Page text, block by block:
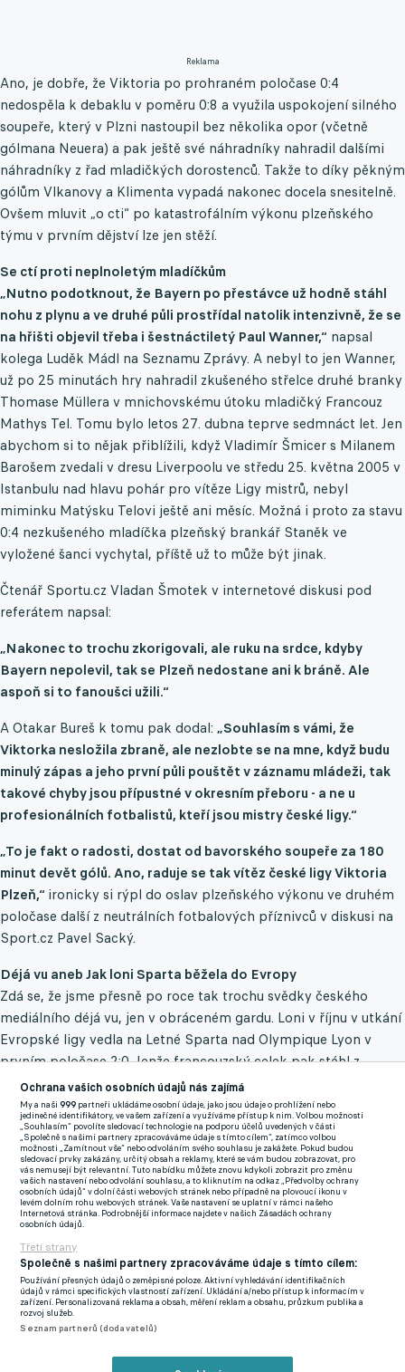
Reklama
Ano, je dobře, že Viktoria po prohraném poločase 0:4
nedospěla k debaklu v poměru 0:8 a využila uspokojení silného
soupeře, který v Plzni nastoupil bez několika opor (včetně
gólmana Neuera) a pak ještě své náhradníky nahradil dalšími
náhradníky z řad mladičkých dorostenců. Takže to díky pěkným
gólům Vlkanovy a Klimenta vypadá nakonec docela snesitelně.
Ovšem mluvit „o cti“ po katastrofálním výkonu plzeňského
týmu v prvním dějství lze jen stěží.
Se ctí proti neplnoletým mladíčkům
„Nutno podotknout, že Bayern po přestávce už hodně stáhl
nohu z plynu a ve druhé půli prostřídal natolik intenzivně, že se
na hřišti objevil třeba i šestnáctiletý Paul Wanner,“ napsal
kolega Luděk Mádl na Seznamu Zprávy. A nebyl to jen Wanner,
už po 25 minutách hry nahradil zkušeného střelce druhé branky
Thomase Müllera v mnichovskému útoku mladičký Francouz
Mathys Tel. Tomu bylo letos 27. dubna teprve sedmnáct let. Jen
abychom si to nějak přiblížili, když Vladimír Šmicer s Milanem
Barošem zvedali v dresu Liverpoolu ve středu 25. května 2005 v
Istanbulu nad hlavu pohár pro vítěze Ligy mistrů, nebyl
miminku Matýsku Telovi ještě ani měsíc. Možná i proto za stavu
0:4 nezkušeného mladíčka plzeňský brankář Staněk ve
vyložené šanci vychytal, příště už to může být jinak.
Čtenář Sportu.cz Vladan Šmotek v internetové diskusi pod
referátem napsal:
„Nakonec to trochu zkorigovali, ale ruku na srdce, kdyby
Bayern nepolevil, tak se Plzeň nedostane ani k bráně. Ale
aspoň si to fanoušci užili.“
A Otakar Bureš k tomu pak dodal: „Souhlasím s vámi, že
Viktorka nesložila zbraně, ale nezlobte se na mne, když budu
minulý zápas a jeho první půli pouštět v záznamu mládeži, tak
takové chyby jsou přípustné v okresním přeboru - a ne u
profesionálních fotbalistů, kteří jsou mistry české ligy.“
„To je fakt o radosti, dostat od bavorského soupeře za 180
minut devět gólů. Ano, raduje se tak vítěz české ligy Viktoria
Plzeň,“ ironicky si rýpl do oslav plzeňského výkonu ve druhém
poločase další z neutrálních fotbalových příznivců v diskusi na
Sport.cz Pavel Sacký.
Déjá vu aneb Jak loni Sparta běžela do Evropy
Zdá se, že jsme přesně po roce tak trochu svědky českého
mediálního déjá vu, jen v obráceném gardu. Loni v říjnu v utkání
Evropské ligy vedla na Letné Sparta nad Olympique Lyon v
prvním poločase 2:0. Jenže francouzský celek pak stáhl z
trávníku své náhradníky, poslal na něj své opory a krátce před
koncem utkání otočil výsledek na 4:2 ve svůj prospěch. V
následujícím vydání deníku Sport, který patří stejně jako
sparťanský klub Danielu Křetínskému, se ovšem objevil na
první straně palcový titulek „Sparta běží do Evropy“doplněný
nadtitulkem „Letenští proti Lyonu prokázali, že se mohou
měřit s elitními týmy.
Ve dvoustránkové analýze jsme se pak mimo jiné dočetli,
že: „Sparta se do Lyonu pustila s vervou. Na férovku.
Zaskočení Francouzi, kteří měli hlavu možná ještě v hotelovém
pokoji, místy nechápavě kroutili hlavou, co všechno Letenští
dovedou. Pražané v prvním poločase dokázali skloubit faktory,
které jsou potřeba na mezinárodním poli k úspěchu: byli
Ochrana vašich osobních údajů nás zajímá
My a naši999 partneři ukládáme osobní údaje, jako jsou údaje o prohlížení nebo
jedinečné identifikátory, ve vašem zařízení a využíváme přístup k nim. Volbou možnosti
„Souhlasím“ povolíte sledovací technologie na podporu účelů uvedených v části
„Společně s našimi partnery zpracováváme údaje s tímto cílem“, zatímco volbou
možnosti „Zamítnout vše“ nebo odvoláním svého souhlasu je zakážete. Pokud budou
sledovací prvky zakázány, určitý obsah a reklamy, které se vám budou zobrazovat, pro
vás nemusejí být relevantní. Tuto nabídku můžete znovu kdykoli zobrazit pro změnu
vašich nastavení nebo odvolání souhlasu, a to kliknutím na odkaz „Předvolby ochrany
osobních údajů“ v dolní části webových stránek nebo případně na plovoucí ikonu v
levém dolním rohu webových stránek. Vaše nastavení se uplatní v rámci našeho
Internetová stránka. Podrobnější informace najdete v našich Zásadách ochrany
osobních údajů.
Třetí strany
Společně s našimi partnery zpracováváme údaje s tímto cílem:
Používání přesných údajů o zeměpisné poloze. Aktivní vyhledávání identifikačních
údajů v rámci specifických vlastností zařízení. Ukládání a/nebo přístup k informacím v
zařízení. Personalizovaná reklama a obsah, měření reklam a obsahu, průzkum publika a
rozvoj služeb.
Seznam partnerů (dodavatelů)